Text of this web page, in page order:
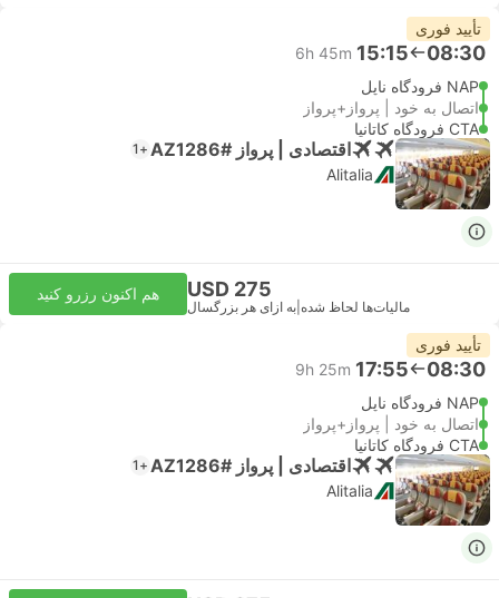
تأیید فوری
08:30
15:15
6h 45m
NAP فرودگاه ناپل
اتصال به خود | پرواز+پرواز
CTA فرودگاه کاتانیا
اقتصادی | پرواز #AZ1286 +1
Alitalia
USD 275
مالیات‌ها لحاظ شده به ازای هر بزرگسال
هم اکنون رزرو کنید
تأیید فوری
08:30
17:55
9h 25m
NAP فرودگاه ناپل
اتصال به خود | پرواز+پرواز
CTA فرودگاه کاتانیا
اقتصادی | پرواز #AZ1286 +1
Alitalia